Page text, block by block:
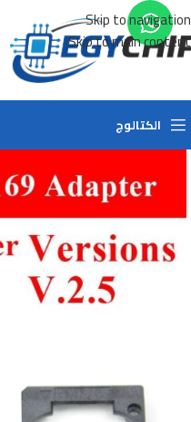
Skip to navigation
Skip to main content
الكتالوج